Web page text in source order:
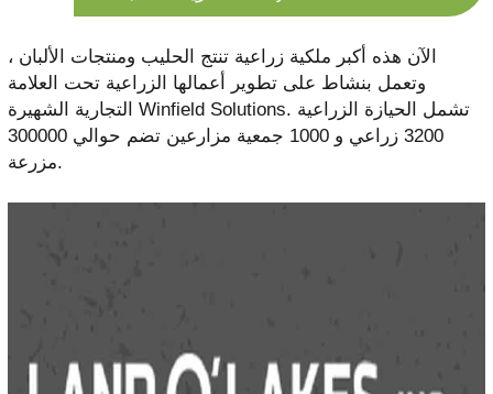
الآن هذه أكبر ملكية زراعية تنتج الحليب ومنتجات الألبان ،
وتعمل بنشاط على تطوير أعمالها الزراعية تحت العلامة
التجارية الشهيرة Winfield Solutions. تشمل الحيازة الزراعية
3200 زراعي و 1000 جمعية مزارعين تضم حوالي 300000
مزرعة.